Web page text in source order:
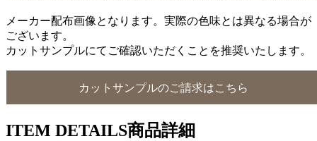
メーカー配布画像となります。実際の色味とは異なる場合が
ございます。
カットサンプルにてご確認いただくことを推奨いたします。
カットサンプルのご請求はこちら
ITEM DETAILS商品詳細